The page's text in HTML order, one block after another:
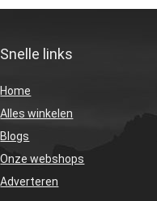
Snelle links
Home
Alles winkelen
Blogs
Onze webshops
Adverteren